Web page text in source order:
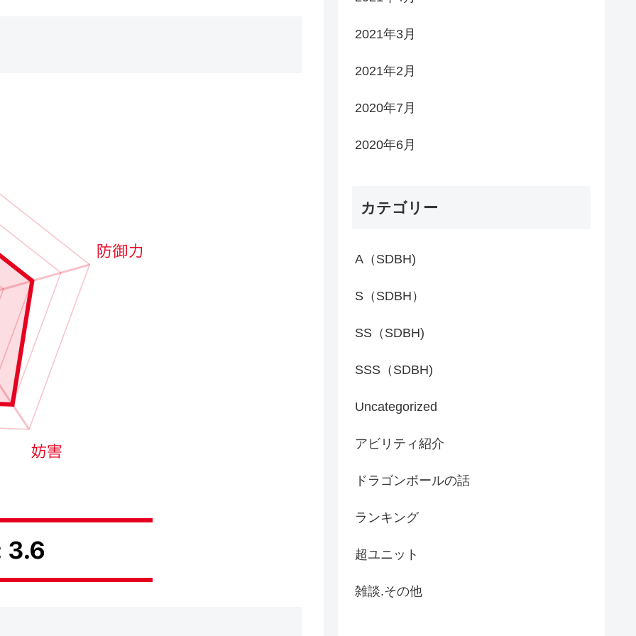
2021年3月
2021年2月
2020年7月
2020年6月
カテゴリー
A（SDBH)
S（SDBH）
SS（SDBH)
SSS（SDBH)
Uncategorized
アビリティ紹介
ドラゴンボールの話
ランキング
超ユニット
雑談.その他